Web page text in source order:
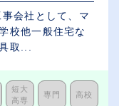
会社として、マ
校他一般住宅な
取...
短大
高専
専門 高校